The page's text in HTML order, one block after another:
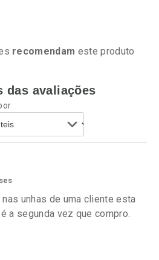
Ativar Desconto
Comprar sem Desconto
Por R$ 37,25/cada
Por R$ 37,25/cada
recomendam este produto
das avaliações
nas unhas de uma cliente esta
a segunda vez que compro.